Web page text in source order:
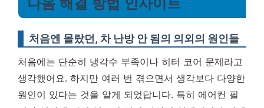
나옴 해결 방법 인사이트
처음엔 몰랐던, 차 난방 안 됨의 의외의 원인들
처음에는 단순히 냉각수 부족이나 히터 코어 문제라고
생각했어요. 하지만 여러 번 겪으면서 생각보다 다양한
원인이 있다는 것을 알게 되었답니다. 특히 에어컨 필